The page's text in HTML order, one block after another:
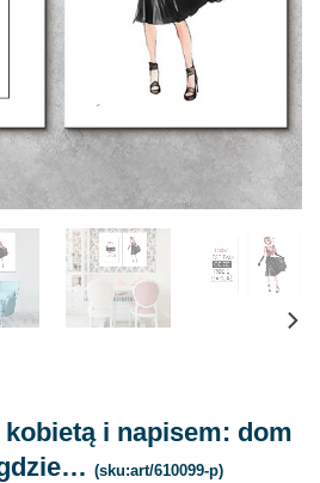
i napisem: dom
(sku:art/610099-p)